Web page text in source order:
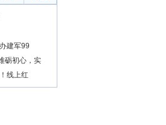
建军99
砺初心，实
线上红